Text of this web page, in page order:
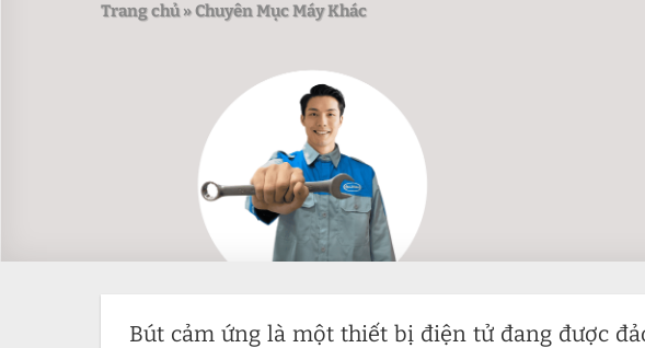
Trang chủ»Chuyên Mục Máy Khác
Bút cảm ứng là một thiết bị điện tử đang được